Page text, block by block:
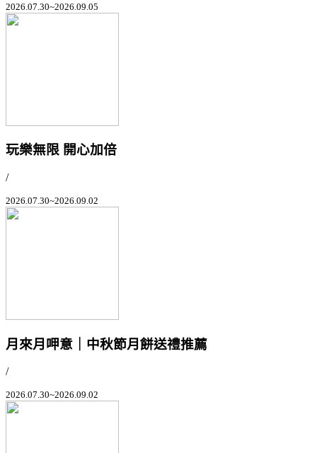
2026.07.30~2026.09.05
玩樂無限 開心加倍
/
2026.07.30~2026.09.02
月來月呷意｜中秋節月餅送禮推薦
/
2026.07.30~2026.09.02